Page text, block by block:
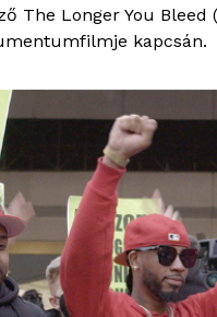
The Longer You Bleed
kapcsán.